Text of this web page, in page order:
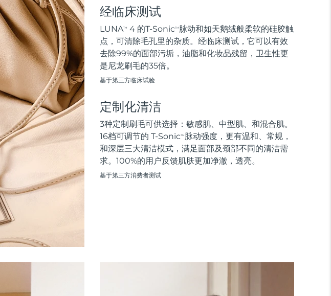
经临床测试
LUNATM 4 的T-SonicTM 脉动和如天鹅绒般柔软的硅胶触
点，可清除毛孔里的杂质。经临床测试，它可以有效
去除99%的面部污垢，油脂和化妆品残留，卫生性更
是尼龙刷毛的35倍。
基于第三方临床试验
定制化清洁
3种定制刷毛可供选择：敏感肌、中型肌、和混合肌。
16档可调节的 T-SonicTM 脉动强度，更有温和、常规，
和深层三大清洁模式，满足面部及颈部不同的清洁需
求。100%的用户反馈肌肤更加净澈，透亮。
基于第三方消费者测试